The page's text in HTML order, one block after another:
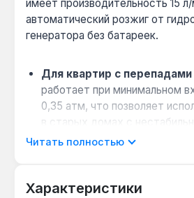
имеет производительность 15
автоматический розжиг от
генератора без батареек.
Для квартир с
работает при минимальном
0,35 атм, что позволяет
в старых домах с
водоснабжением.
электросети — не нужны
Читать полностью
Характеристики